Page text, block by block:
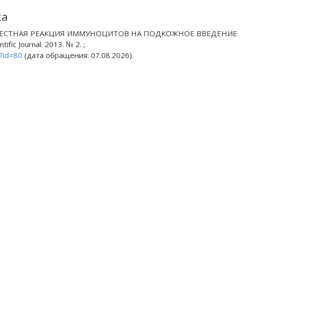
МЕСТНАЯ РЕАКЦИЯ ИММУНОЦИТОВ НА ПОДКОЖНОЕ ВВЕДЕНИЕ
Journal. 2013. № 2. ;
(дата обращения: 07.08.2026).